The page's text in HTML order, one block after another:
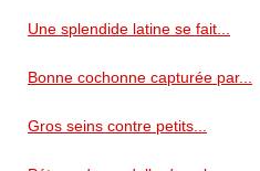
Une splendide latine se fait...
Bonne cochonne capturée par...
Gros seins contre petits...